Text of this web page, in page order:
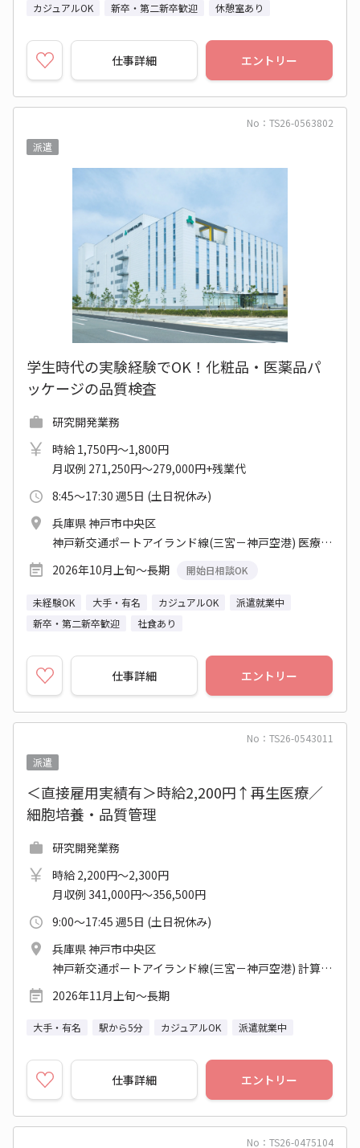
カジュアルOK 新卒・第二新卒歓迎 休憩室あり
仕事詳細 エントリー
No：TS26-0563802
派遣
学生時代の実験経験でOK！化粧品・医薬品パ
ッケージの品質検査
研究開発業務
時給 1,750円～1,800円
月収例 271,250円～279,000円+残業代
8:45～17:30 週5日 (土日祝休み)
兵庫県 神戸市中央区
神戸新交通ポートアイランド線(三宮－神戸空港) 医療センター駅
2026年10月上旬～長期
開始日相談OK
未経験OK 大手・有名 カジュアルOK
派遣就業中
新卒・第二新卒歓迎
社食あり
仕事詳細 エントリー
No：TS26-0543011
派遣
＜直接雇用実績有＞時給2,200円↑再生医療／
細胞培養・品質管理
研究開発業務
時給 2,200円～2,300円
月収例 341,000円～356,500円
9:00～17:45 週5日 (土日祝休み)
兵庫県 神戸市中央区
神戸新交通ポートアイランド線(三宮－神戸空港) 計算科学センター駅
2026年11月上旬～長期
大手・有名 駅から5分 カジュアルOK 派遣就業中
仕事詳細 エントリー
No：TS26-0475104